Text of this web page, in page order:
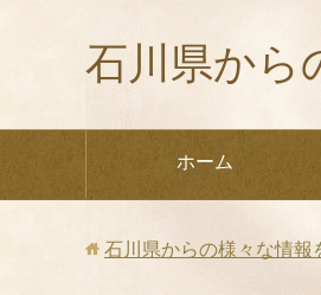
石川県から
ホーム
石川県からの様々な情報